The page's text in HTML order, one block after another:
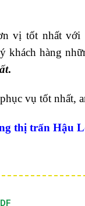
vị tốt nhất với
khách hàng
.
vụ tốt nhất,
thị trấn Hậu